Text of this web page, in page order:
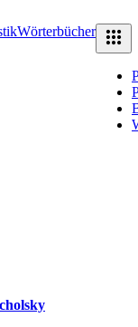
Wörterbücher